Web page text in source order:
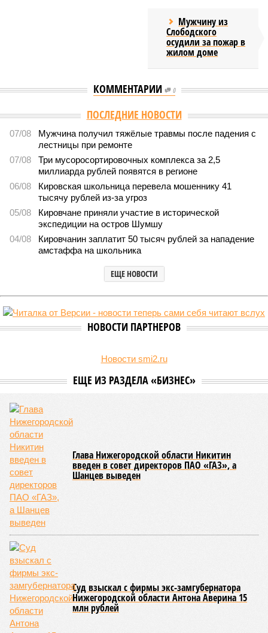
Мужчину из
Слободского
осудили за пожар в
жилом доме
КОММЕНТАРИИ 0
ПОСЛЕДНИЕ НОВОСТИ
07/08
Мужчина получил тяжёлые травмы после падения с
лестницы при ремонте
07/08
Три мусоросортировочных комплекса за 2,5
миллиарда рублей появятся в регионе
06/08
Кировская школьница перевела мошеннику 41
тысячу рублей из-за угроз
05/08
Кировчане приняли участие в исторической
экспедиции на остров Шумшу
04/08
Кировчанин заплатит 50 тысяч рублей за нападение
амстаффа на школьника
ЕЩЕ НОВОСТИ
НОВОСТИ ПАРТНЕРОВ
Новости smi2.ru
ЕЩЕ ИЗ РАЗДЕЛА «БИЗНЕС»
Глава Нижегородской области Никитин
введен в совет директоров ПАО «ГАЗ», а
Шанцев выведен
Суд взыскал с фирмы экс-замгубернатора
Нижегородской области Антона Аверина 15
млн рублей